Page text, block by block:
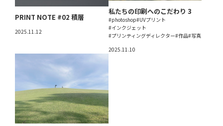
PRINT NOTE #02 積層
2025.11.12
私たちの印刷へのこだわり 3
#photoshop#UVプリント
#インクジェット
#プリンティングディレクター#作品#写真
2025.11.10